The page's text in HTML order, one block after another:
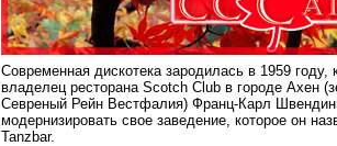
Современная дискотека зародилась в 1959 году,
владелец ресторана Scotch Club в городе Ахен
Севреный Рейн Вестфалия) Франц-Карл
модернизировать свое заведение, которое он
Tanzbar.